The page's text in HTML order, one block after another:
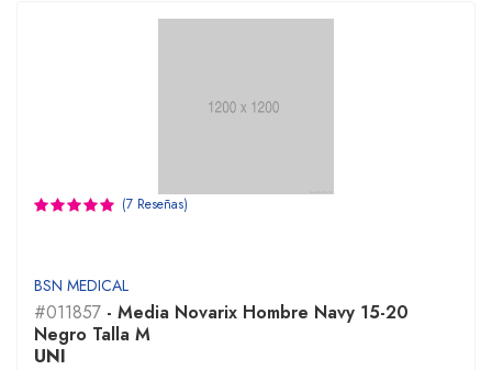
(7 Reseñas)
BSN MEDICAL
#011857 - Media Novarix Hombre Navy 15-20
Negro Talla M
UNI